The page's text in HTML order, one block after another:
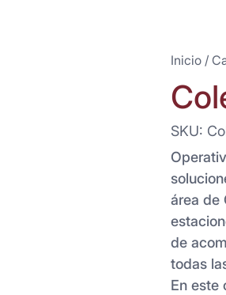
Inicio /
SKU:
área de
de
todas
En este